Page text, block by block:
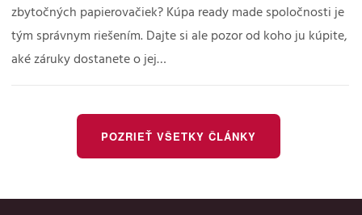
zbytočných papierovačiek? Kúpa ready made spoločnosti je
tým správnym riešením. Dajte si ale pozor od koho ju kúpite,
aké záruky dostanete o jej…
POZRIEŤ VŠETKY ČLÁNKY